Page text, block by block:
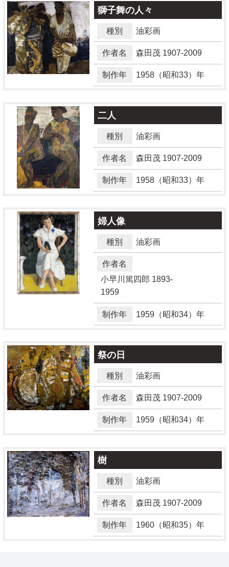
獅子舞の人々
種別 油彩画
作者名 森田茂 1907-2009
制作年 1958（昭和33）年
二人
種別 油彩画
作者名 森田茂 1907-2009
制作年 1958（昭和33）年
婦人像
種別 油彩画
作者名
小早川篤四郎 1893-
1959
制作年 1959（昭和34）年
祭の日
種別 油彩画
作者名 森田茂 1907-2009
制作年 1959（昭和34）年
樹
種別 油彩画
作者名 森田茂 1907-2009
制作年 1960（昭和35）年